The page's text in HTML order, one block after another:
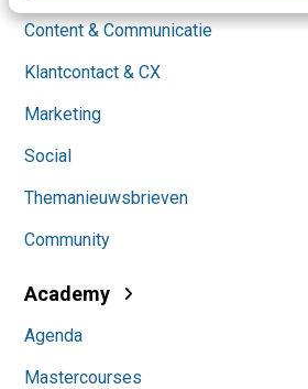
Content & Communicatie
Klantcontact & CX
Marketing
Social
Themanieuwsbrieven
Community
Academy
Agenda
Mastercourses